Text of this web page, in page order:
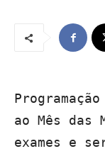
ao Mês das
exames e